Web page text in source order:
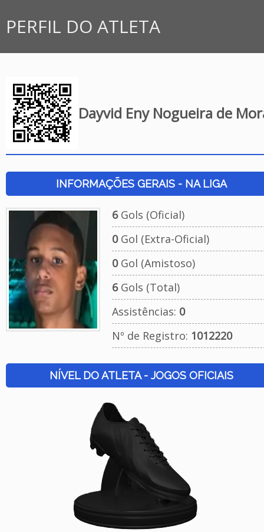
PERFIL DO ATLETA
Dayvid Eny Nogueira de
INFORMAÇÕES GERAIS - NA LIGA
6Gols (Oficial)
0Gol (Extra-Oficial)
0Gol (Amistoso)
6Gols (Total)
Assistências: 0
Nº de Registro: 1012220
NÍVEL DO ATLETA - JOGOS OFICIAIS